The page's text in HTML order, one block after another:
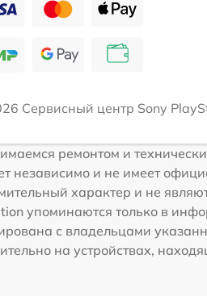
Сервисный центр Sony
ремонтом и
независимо и не имеет
характер и не
упоминаются только в
с владельцами
на устройствах,